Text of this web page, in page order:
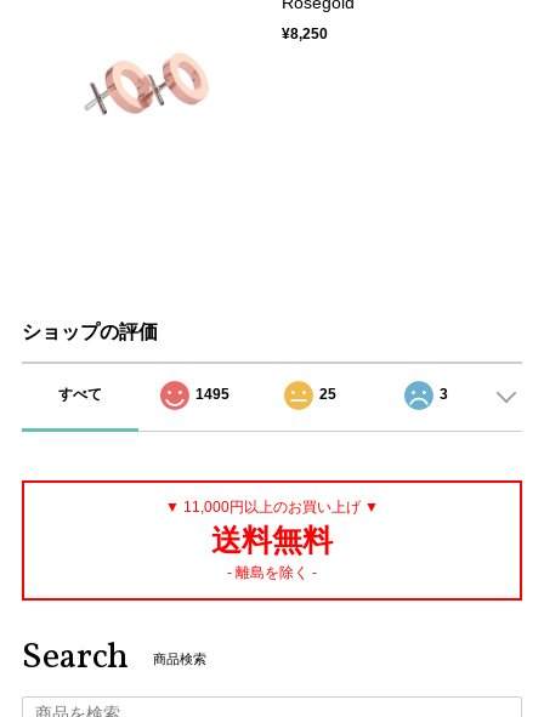
¥8,250
ショップの評価
すべて 1495 25 3
▼ 11,000円以上のお買い上げ ▼
送料無料
- 離島を除く -
Search 商品検索